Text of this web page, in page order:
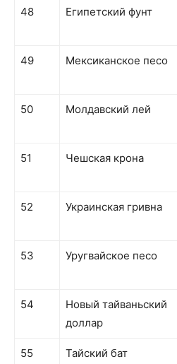
48 Египетский фунт
49 Мексиканское песо
50 Молдавский лей
51 Чешская крона
52 Украинская гривна
53 Уругвайское песо
54
Новый тайваньский
доллар
55 Тайский бат